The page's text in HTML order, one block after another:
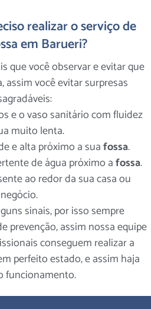
realizar o serviço de
em Barueri?
que você observar e evitar que
assim você evitar surpresas
e o vaso sanitário com fluidez
muito lenta.
e alta próximo a suafossa.
de água próximo afossa.
ao redor da sua casa ou
negócio.
sinais, por isso sempre
prevenção, assim nossa equipe
conseguem realizar a
perfeito estado, e assim haja
funcionamento.